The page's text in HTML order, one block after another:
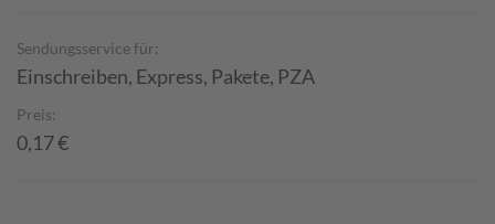
Sendungsservice für:
Einschreiben, Express, Pakete, PZA
Preis:
0,17 €